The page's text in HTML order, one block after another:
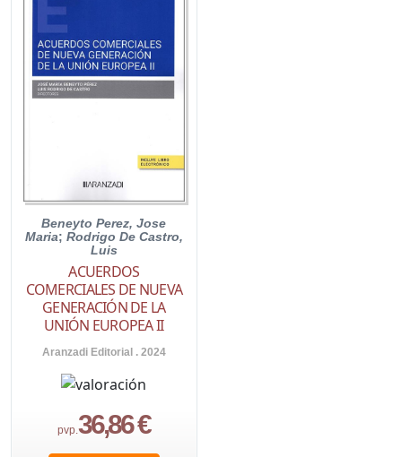
Beneyto Perez, Jose
Maria; Rodrigo De Castro,
Luis
ACUERDOS
COMERCIALES DE NUEVA
GENERACIÓN DE LA
UNIÓN EUROPEA II
Aranzadi Editorial . 2024
pvp.36,86 €